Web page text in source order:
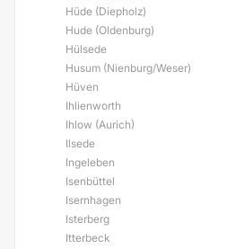
Hüde (Diepholz)
Hude (Oldenburg)
Hülsede
Husum (Nienburg/Weser)
Hüven
Ihlienworth
Ihlow (Aurich)
Ilsede
Ingeleben
Isenbüttel
Isernhagen
Isterberg
Itterbeck